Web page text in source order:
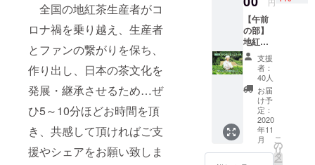
全国の地紅茶生産者がコ
ロナ禍を乗り越え、生産者
とファンの繋がりを保ち、
作り出し、日本の茶文化を
発展・継承させるため…ぜ
ひ5～10分ほどお時間を頂
き、共感して頂ければご支
援やシェアをお願い致しま
【午前
の部】
地紅茶
サミッ
ト参加
チケッ
トプラ
ン ・
2020年
11月29
日の第
19回全
国地紅
支援
者：
40人
お届
け予
定：
2020
年11
月
こ
の
リ
タ
ー